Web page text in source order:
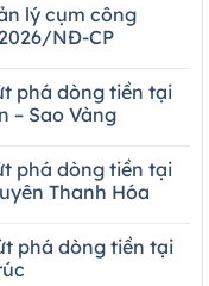
lý cụm công
NĐ-CP
phá dòng tiền tại
– Sao Vàng
phá dòng tiền tại
Thanh Hóa
phá dòng tiền tại